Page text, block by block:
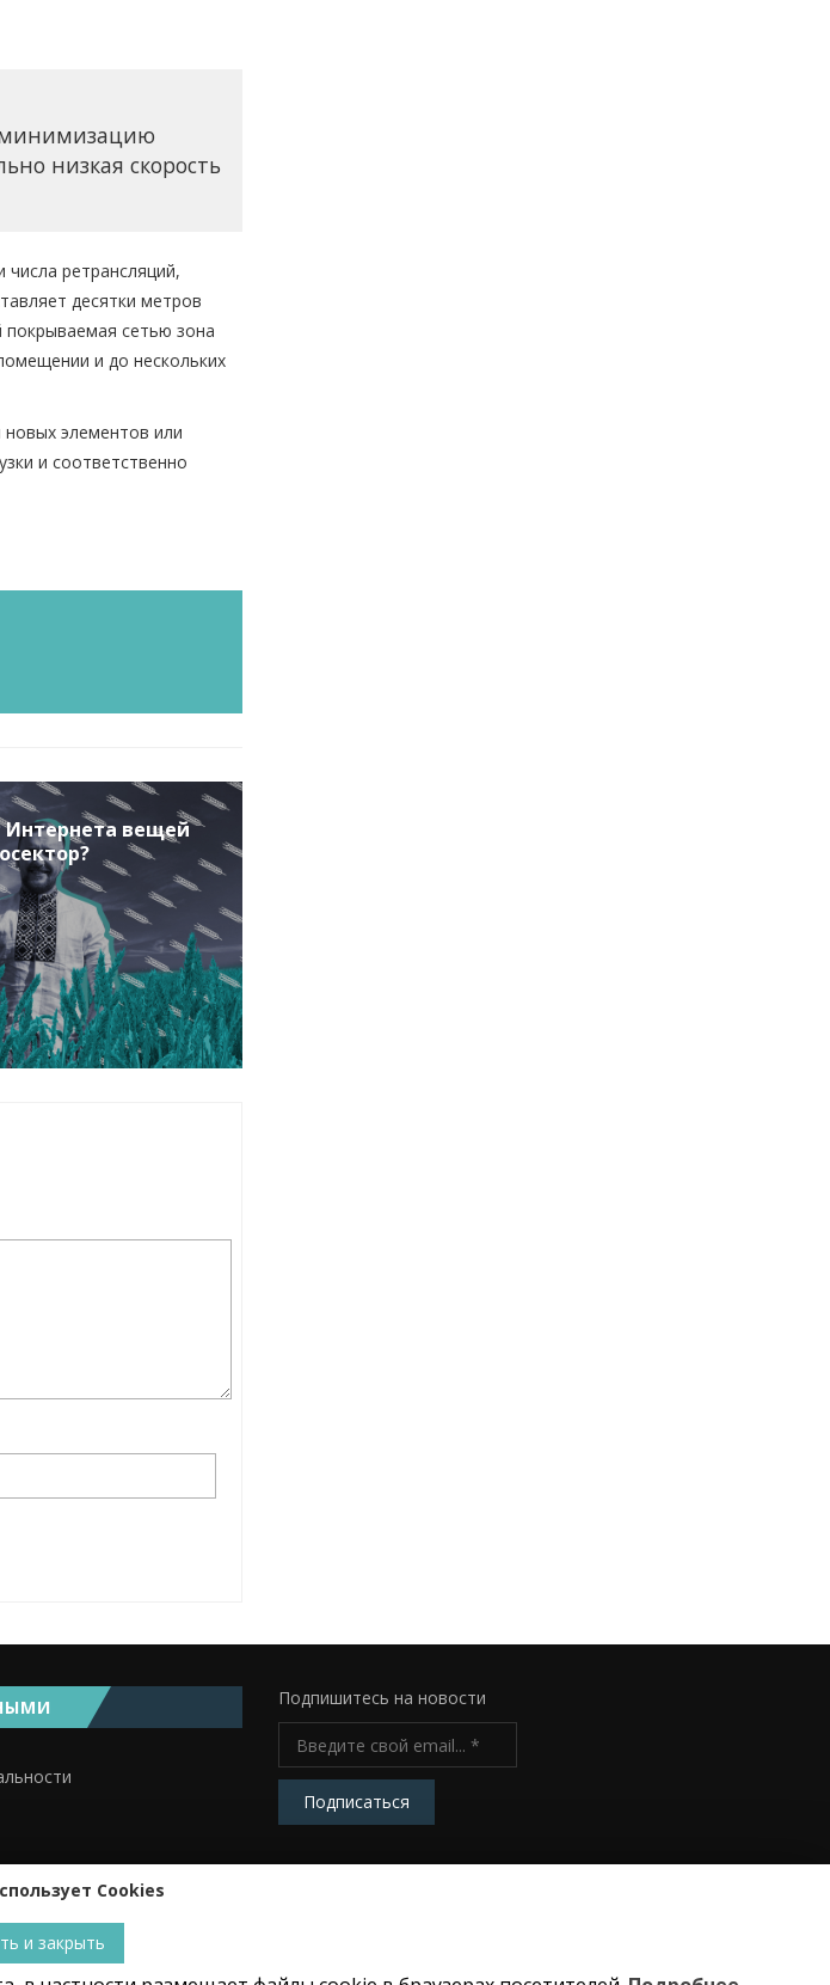
минимизацию
низкая скорость
числа ретрансляций,
десятки метров
покрываемая сетью зона
и до нескольких
элементов или
и соответственно
Интернета вещей
Подпишитесь на новости
Cookies
и закрыть